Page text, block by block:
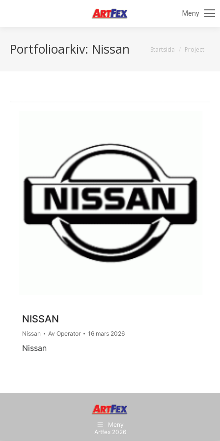
Meny
Portfolioarkiv: Nissan Du är här:
Startsida Project
NISSAN
Nissan Av Operator 16 mars 2026
Nissan
Meny
Artfex 2026